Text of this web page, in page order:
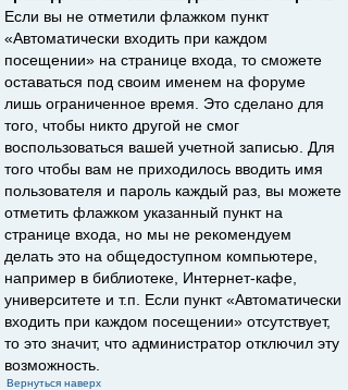
Если вы не отметили флажком пункт
«Автоматически входить при каждом
посещении» на странице входа, то сможете
оставаться под своим именем на форуме
лишь ограниченное время. Это сделано для
того, чтобы никто другой не смог
воспользоваться вашей учетной записью. Для
того чтобы вам не приходилось вводить имя
пользователя и пароль каждый раз, вы можете
отметить флажком указанный пункт на
странице входа, но мы не рекомендуем
делать это на общедоступном компьютере,
например в библиотеке, Интернет-кафе,
университете и т.п. Если пункт «Автоматически
входить при каждом посещении» отсутствует,
то это значит, что администратор отключил эту
возможность.
Вернуться наверх